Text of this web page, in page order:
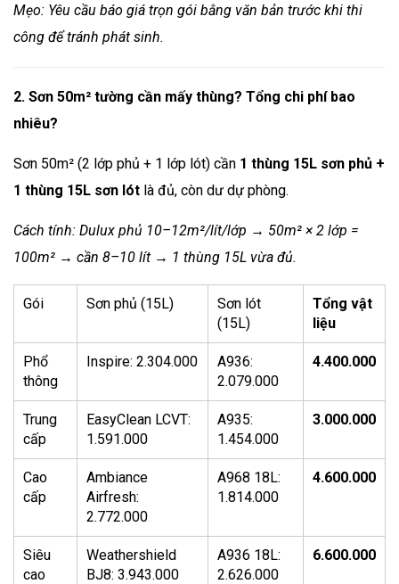
Mẹo: Yêu cầu báo giá trọn gói bằng văn bản trước khi thi
công để tránh phát sinh.
2. Sơn 50m² tường cần mấy thùng? Tổng chi phí bao
nhiêu?
Sơn 50m² (2 lớp phủ + 1 lớp lót) cần 1 thùng 15L sơn phủ +
1 thùng 15L sơn lót là đủ, còn dư dự phòng.
Cách tính: Dulux phủ 10–12m²/lít/lớp → 50m² × 2 lớp =
100m² → cần 8–10 lít → 1 thùng 15L vừa đủ.
Gói Sơn phủ (15L)
Sơn lót
(15L)
Tổng vật
liệu
Phổ
thông
Inspire: 2.304.000
A936:
2.079.000
4.400.000
Trung
cấp
EasyClean LCVT:
1.591.000
A935:
1.454.000
3.000.000
Cao
cấp
Ambiance
Airfresh:
2.772.000
A968 18L:
1.814.000
4.600.000
Siêu
cao
Weathershield
BJ8: 3.943.000
A936 18L:
2.626.000
6.600.000